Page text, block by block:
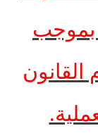
بموجب
القانون